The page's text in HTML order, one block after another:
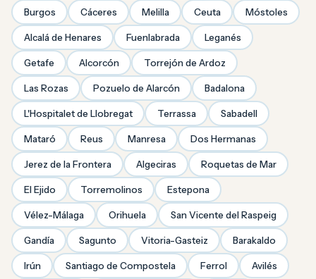
Burgos Cáceres Melilla Ceuta Móstoles
Alcalá de Henares Fuenlabrada Leganés
Getafe Alcorcón Torrejón de Ardoz
Las Rozas Pozuelo de Alarcón Badalona
L'Hospitalet de Llobregat Terrassa Sabadell
Mataró Reus Manresa Dos Hermanas
Jerez de la Frontera Algeciras Roquetas de Mar
El Ejido Torremolinos Estepona
Vélez-Málaga Orihuela San Vicente del Raspeig
Gandía Sagunto Vitoria-Gasteiz Barakaldo
Irún Santiago de Compostela Ferrol Avilés